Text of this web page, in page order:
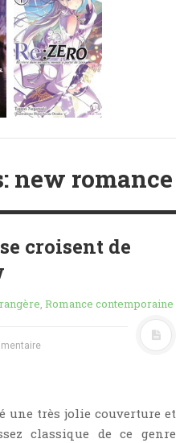
new romance
croisent de
, Romance contemporaine
une très jolie couverture et
classique de ce genre